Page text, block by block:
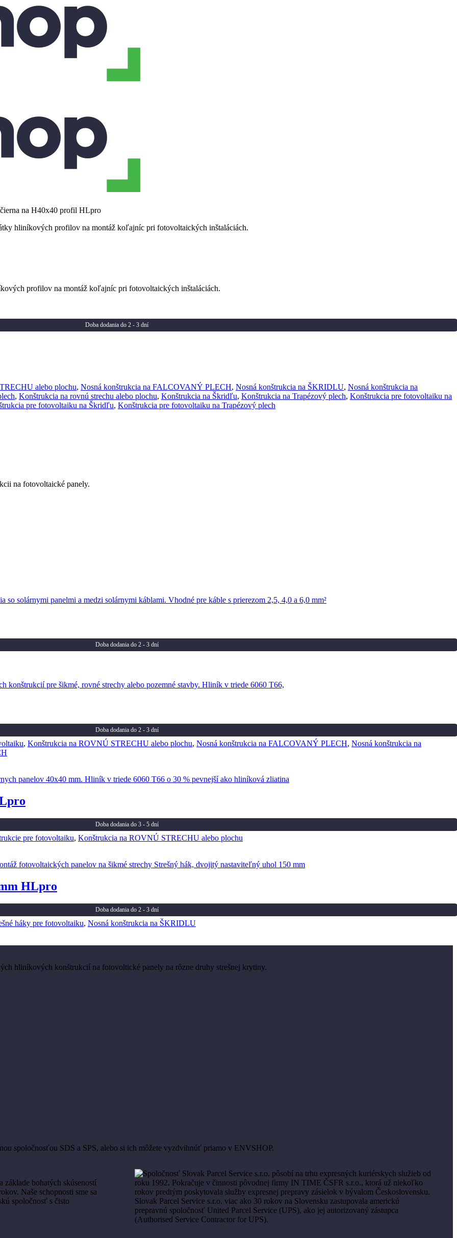
na H40x40 profil HLpro
profilov na montáž koľajníc pri fotovoltaických inštaláciách.
Doba dodania do 2 - 3 dní
alebo plochu, Nosná konštrukcia na FALCOVANÝ PLECH, Nosná konštrukcia na ŠKRIDLU, Nosná konštrukcia na
, Konštrukcia na rovnú strechu alebo plochu, Konštrukcia na Škridľu, Konštrukcia na Trapézový plech, Konštrukcia pre fotovoltaiku na
pre fotovoltaiku na Škridľu, Konštrukcia pre fotovoltaiku na Trapézový plech
na fotovoltaické panely.
Doba dodania do 2 - 3 dní
Doba dodania do 2 - 3 dní
, Konštrukcia na ROVNÚ STRECHU alebo plochu, Nosná konštrukcia na FALCOVANÝ PLECH, Nosná konštrukcia na
Doba dodania do 3 - 5 dní
pre fotovoltaiku, Konštrukcia na ROVNÚ STRECHU alebo plochu
HLpro
Doba dodania do 2 - 3 dní
háky pre fotovoltaiku, Nosná konštrukcia na ŠKRIDLU
hliníkových konštrukcií na fotovoltické panely na rôzne druhy strešnej krytiny.
spoločnosťou SDS a SPS, alebo si ich môžete vyzdvihnúť priamo v ENVSHOP.